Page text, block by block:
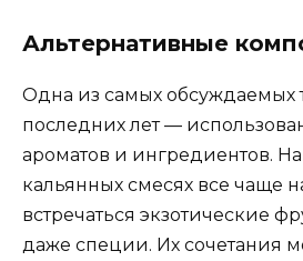
Альтернативные
Одна из самых обсуждаемых
последних лет —
ароматов и ингредиентов.
кальянных смесях все чаще
встречаться экзотические
даже специи. Их сочетания